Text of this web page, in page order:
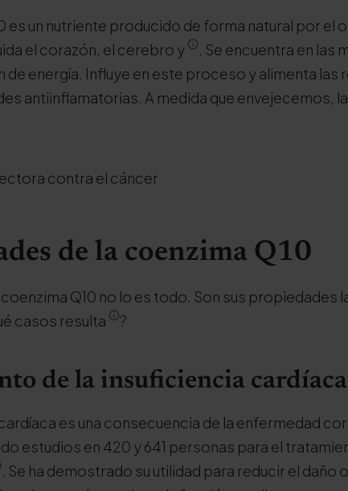
es un nutriente producido de forma natural por el
el corazón, el cerebro y
. Se encuentra en
de energía. Influye en este proceso y alimenta las
antiinflamatorias. A medida que envejecemos,
contra el cáncer
de la coenzima Q10
Q10 no lo es todo. Son sus propiedades
casos resulta
?
de la insuficiencia cardíaca
es una consecuencia de la enfermedad
estudios en 420 y 641 personas para el
. Se ha demostrado su utilidad para reducir el